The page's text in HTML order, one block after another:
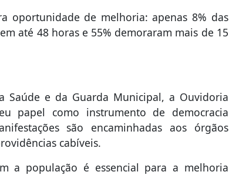
oportunidade de melhoria: apenas 8% das
até 48 horas e 55% demoraram mais de 15
Saúde e da Guarda Municipal, a Ouvidoria
papel como instrumento de democracia
são encaminhadas aos órgãos
cabíveis.
a população é essencial para a melhoria